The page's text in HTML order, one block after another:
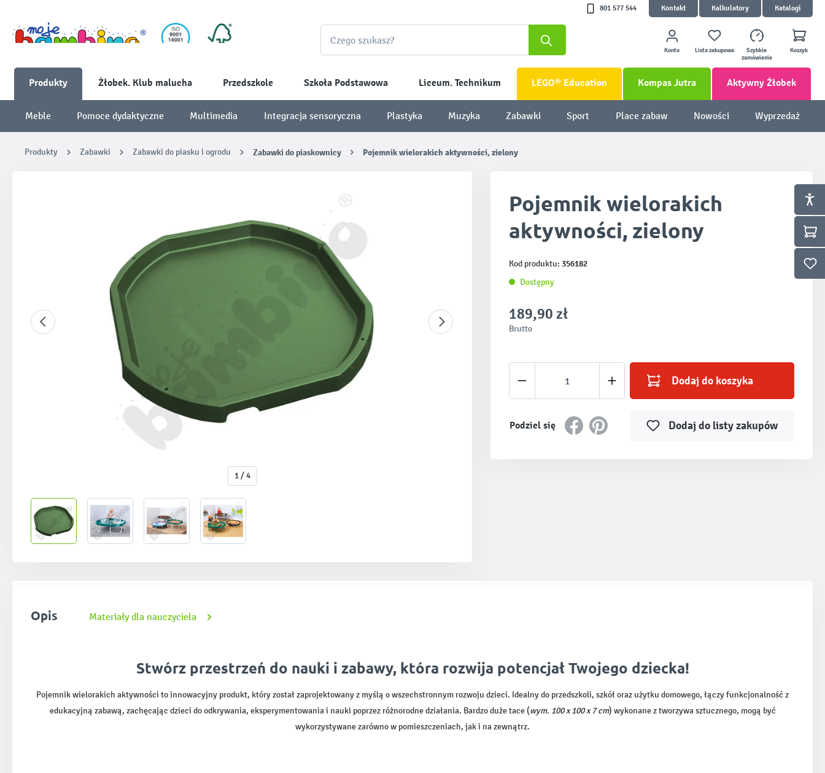
801 577 544 Kontakt Kalkulatory Katalogi
Konto Lista zakupowa
Szybkie
zamówienie
Koszyk
Produkty Żłobek. Klub malucha Przedszkole Szkoła Podstawowa Liceum. Technikum LEGO® Education Kompas Jutra Aktywny Żłobek
Meble Pomoce dydaktyczne Multimedia Integracja sensoryczna Plastyka Muzyka Zabawki Sport Place zabaw Nowości Wyprzedaż
Produkty Zabawki Zabawki do piasku i ogrodu Zabawki do piaskownicy Pojemnik wielorakich aktywności, zielony
1 / 4
Pojemnik wielorakich
aktywności, zielony
Kod produktu: 356182
Dostępny
189,90 zł
Brutto
Ilość produktu: Wprowadź żądaną ilość lub użyj
Dodaj do koszyka
Podziel się Dodaj do listy zakupów
Opis Materiały dla nauczyciela
Stwórz przestrzeń do nauki i zabawy, która rozwija potencjał Twojego dziecka!
Pojemnik wielorakich aktywności to innowacyjny produkt, który został zaprojektowany z myślą o wszechstronnym rozwoju dzieci. Idealny do przedszkoli, szkół oraz użytku domowego, łączy funkcjonalność z
edukacyjną zabawą, zachęcając dzieci do odkrywania, eksperymentowania i nauki poprzez różnorodne działania. Bardzo duże tace (wym. 100 x 100 x 7 cm) wykonane z tworzywa sztucznego, mogą być
wykorzystywane zarówno w pomieszczeniach, jak i na zewnątrz.